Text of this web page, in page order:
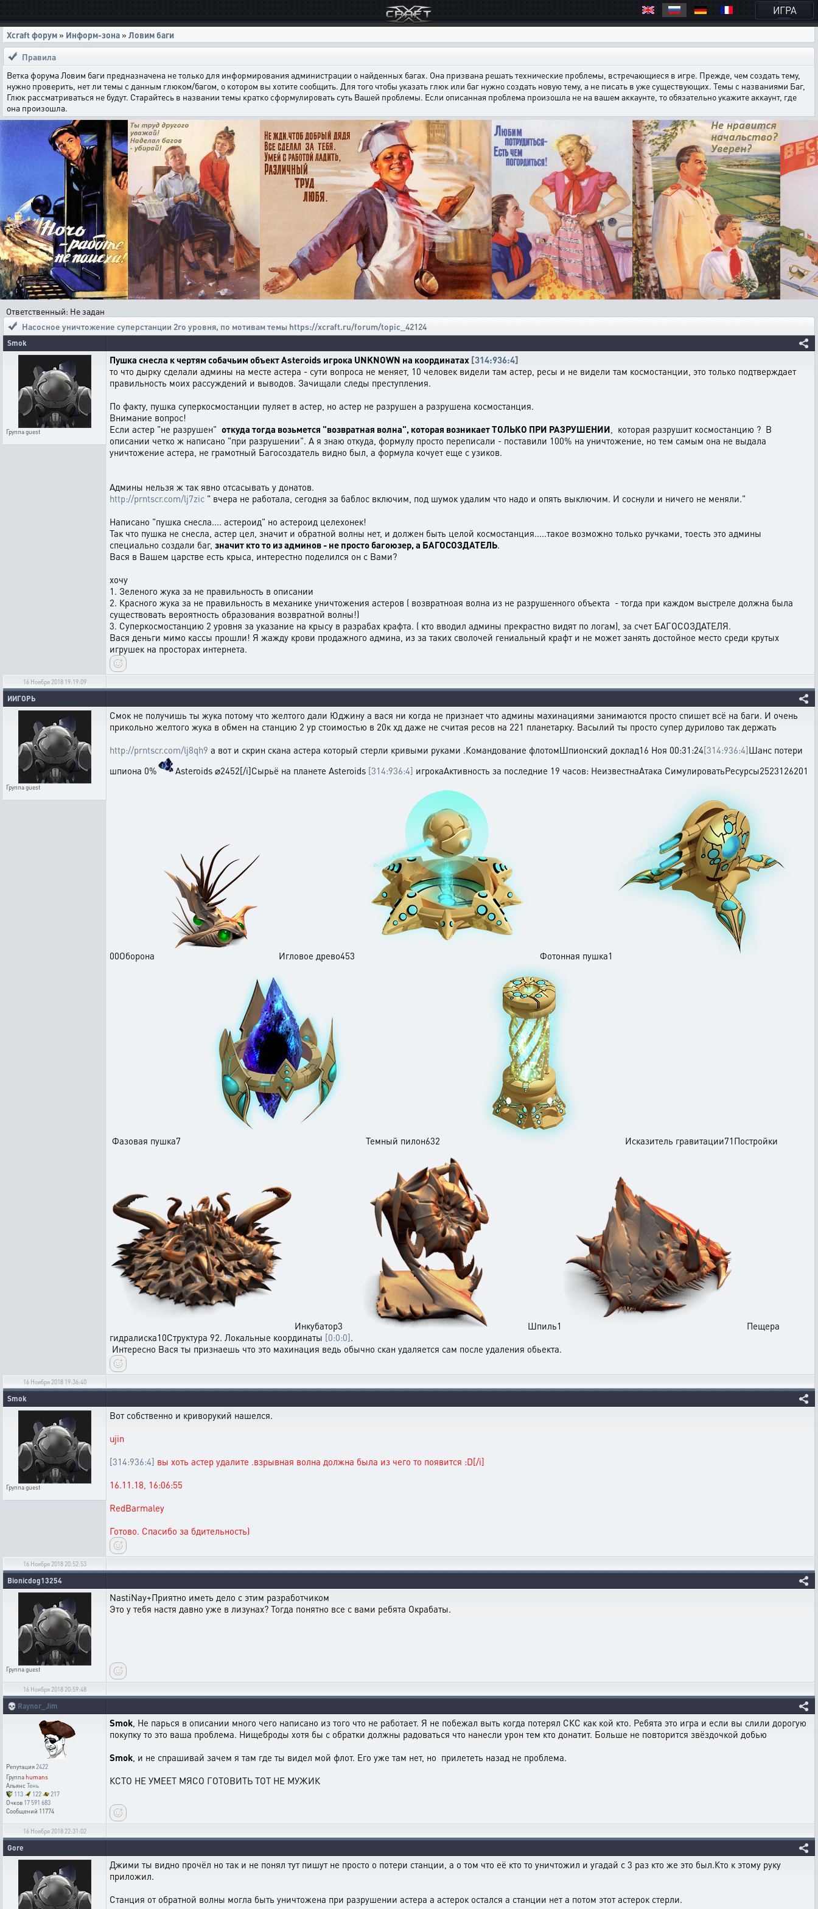
ИГРА
Xcraft форум » Информ-зона » Ловим баги
Правила
Ветка форума Ловим баги предназначена не только для информирования администрации о найденных багах. Она призвана решать технические проблемы, встречающиеся в игре. Прежде, чем создать тему,
нужно проверить, нет ли темы с данным глюком/багом, о котором вы хотите сообщить. Для того чтобы указать глюк или баг нужно создать новую тему, а не писать в уже существующих. Темы с названиями Баг,
Глюк рассматриваться не будут. Старайтесь в названии темы кратко сформулировать суть Вашей проблемы. Если описанная проблема произошла не на вашем аккаунте, то обязательно укажите аккаунт, где
она произошла.
Ответственный: Не задан
Насосное уничтожение суперстанции 2го уровня, по мотивам темы https://xcraft.ru/forum/topic_42124
Smok
Группаguest
Пушка снесла к чертям собачьим объект Asteroids игрока UNKNOWN на координатах [314:936:4]
то что дырку сделали админы на месте астера - сути вопроса не меняет, 10 человек видели там астер, ресы и не видели там космостанции, это только подтверждает
правильность моих рассуждений и выводов. Зачищали следы преступления.
По факту, пушка суперкосмостанции пуляет в астер, но астер не разрушен а разрушена космостанция.
Внимание вопрос!
Если астер "не разрушен" откуда тогда возьмется "возвратная волна", которая возникает ТОЛЬКО ПРИ РАЗРУШЕНИИ, которая разрушит космостанцию ? В
описании четко ж написано "при разрушении". А я знаю откуда, формулу просто переписали - поставили 100% на уничтожение, но тем самым она не выдала
уничтожение астера, не грамотный Багосоздатель видно был, а формула кочует еще с узиков.
Админы нельзя ж так явно отсасывать у донатов.
http://prntscr.com/lj7zic " вчера не работала, сегодня за баблос включим, под шумок удалим что надо и опять выключим. И соснули и ничего не меняли."
Написано "пушка снесла.... астероид" но астероид целехонек!
Так что пушка не снесла, астер цел, значит и обратной волны нет, и должен быть целой космостанция.....такое возможно только ручками, тоесть это админы
специально создали баг, значит кто то из админов - не просто багоюзер, а БАГОСОЗДАТЕЛЬ.
Вася в Вашем царстве есть крыса, интерестно поделился он с Вами?
хочу
1. Зеленого жука за не правильность в описании
2. Красного жука за не правильность в механике уничтожения астеров ( возвратноая волна из не разрушенного объекта - тогда при каждом выстреле должна была
существовать вероятность образования возвратной волны!)
3. Суперкосмостанцию 2 уровня за указание на крысу в разрабах крафта. ( кто вводил админы прекрастно видят по логам), за счет БАГОСОЗДАТЕЛЯ.
Вася деньги мимо кассы прошли! Я жажду крови продажного админа, из за таких сволочей гениальный крафт и не может занять достойное место среди крутых
игрушек на просторах интернета.
16 Ноября 2018 19:19:09
ИИГОРЬ
Группаguest
Смок не получишь ты жука потому что желтого дали Юджину а вася ни когда не признает что админы махинациями занимаются просто спишет всё на баги. И очень
прикольно желтого жука в обмен на станцию 2 ур стоимостью в 20к хд даже не считая ресов на 221 планетарку. Васылий ты просто супер дурилово так держать
http://prntscr.com/lj8qh9 а вот и скрин скана астера который стерли кривыми руками .Командование флотомШпионский доклад16 Ноя 00:31:24[314:936:4]Шанс потери
шпиона 0%
Asteroids ⌀2452[/i]Сырьё на планете Asteroids [314:936:4] игрокаАктивность за последние 19 часов: НеизвестнаАтака СимулироватьРесурсы2523126201
00Оборона Игловое древо453 Фотонная пушка1
Фазовая пушка7 Темный пилон632 Исказитель гравитации71Постройки
Инкубатор3 Шпиль1
Пещера
гидралиска10Структура 92. Локальные координаты [0:0:0].
Интересно Вася ты признаешь что это махинация ведь обычно скан удаляется сам после удаления обьекта.
16 Ноября 2018 19:36:40
Smok
Группаguest
Вот собственно и криворукий нашелся.
ujin
[314:936:4] вы хоть астер удалите .взрывная волна должна была из чего то появится :D[/i]
16.11.18, 16:06:55
RedBarmaley
Готово. Спасибо за бдительность)
16 Ноября 2018 20:52:53
Bionicdog13254
Группаguest
NastiNay+Приятно иметь дело с этим разработчиком
Это у тебя настя давно уже в лизунах? Тогда понятно все с вами ребята Окрабаты.
16 Ноября 2018 20:59:48
💀 Raynor_Jim
Репутация2422
Группаhumans
АльянсТень
113
122
217
Очков 17 591 683
Сообщений 11774
Smok, Не парься в описании много чего написано из того что не работает. Я не побежал выть когда потерял СКС как кой кто. Ребята это игра и если вы слили дорогую
покупку то это ваша проблема. Нищеброды хотя бы с обратки должны радоваться что нанесли урон тем кто донатит. Больше не повторится звёздочкой добью
Smok, и не спрашивай зачем я там где ты видел мой флот. Его уже там нет, но прилететь назад не проблема.
КСТО НЕ УМЕЕТ МЯСО ГОТОВИТЬ ТОТ НЕ МУЖИК
16 Ноября 2018 22:31:02
Gore
Джими ты видно прочёл но так и не понял тут пишут не просто о потери станции, а о том что её кто то уничтожил и угадай с 3 раз кто же это был.Кто к этому руку
приложил.
Станция от обратной волны могла быть уничтожена при разрушении астера а астерок остался а станции нет а потом этот астерок стерли.